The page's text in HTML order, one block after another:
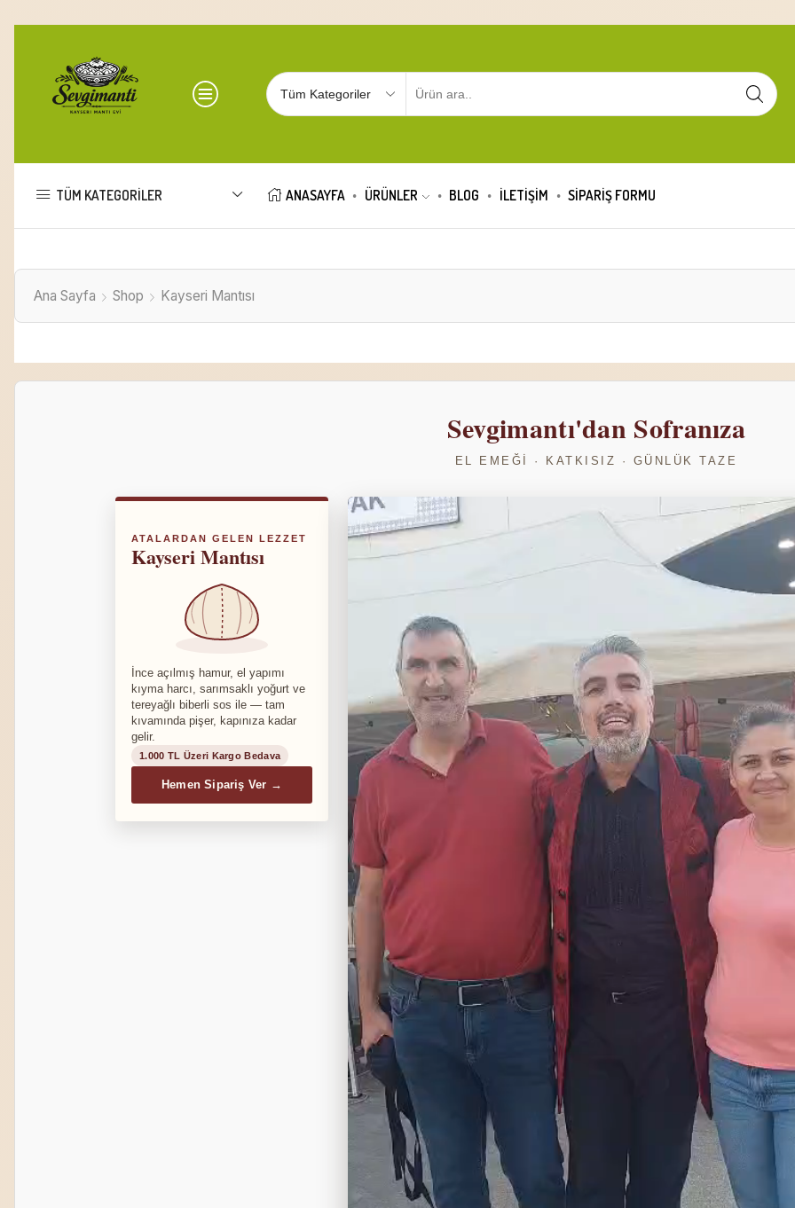
TÜM KATEGORILER ANASAYFA ÜRÜNLER BLOG İLETİŞİM SIPARIŞ FORMU
Ana Sayfa Shop Kayseri Mantısı
Sevgimantı'dan Sofranıza
EL EMEĞI · KATKISIZ · GÜNLÜK TAZE
ATALARDAN GELEN LEZZET
Kayseri Mantısı
İnce açılmış hamur, el yapımı
kıyma harcı, sarımsaklı yoğurt ve
tereyağlı biberli sos ile — tam
kıvamında pişer, kapınıza kadar
gelir.
1.000 TL Üzeri Kargo Bedava
Hemen Sipariş Ver →